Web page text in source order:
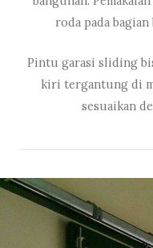
roda pada bagian
Pintu garasi sliding
kiri tergantung di
sesuaikan